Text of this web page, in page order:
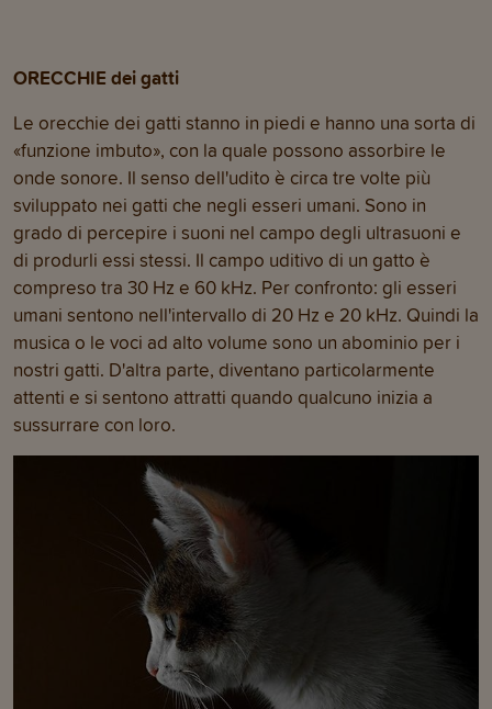
ORECCHIE dei gatti
Le orecchie dei gatti stanno in piedi e hanno una sorta di
«funzione imbuto», con la quale possono assorbire le
onde sonore. Il senso dell'udito è circa tre volte più
sviluppato nei gatti che negli esseri umani. Sono in
grado di percepire i suoni nel campo degli ultrasuoni e
di produrli essi stessi. Il campo uditivo di un gatto è
compreso tra 30 Hz e 60 kHz. Per confronto: gli esseri
umani sentono nell'intervallo di 20 Hz e 20 kHz. Quindi la
musica o le voci ad alto volume sono un abominio per i
nostri gatti. D'altra parte, diventano particolarmente
attenti e si sentono attratti quando qualcuno inizia a
sussurrare con loro.